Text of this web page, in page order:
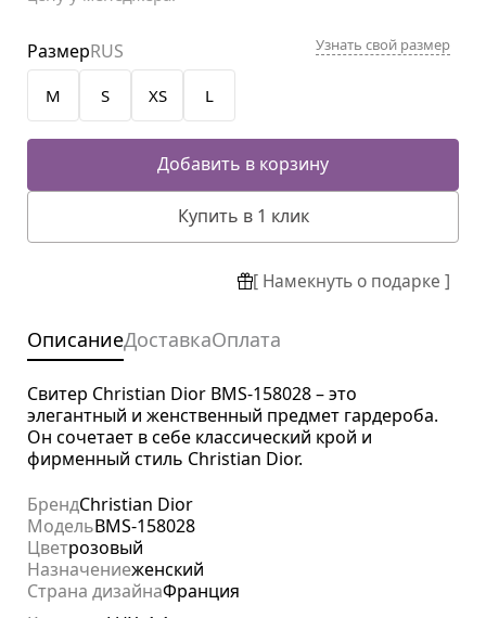
M S XS L
РазмерRUS Узнать свой размер
Добавить в корзину
Купить в 1 клик
[ Намекнуть о подарке ]
ОписаниеДоставкаОплата
Свитер Christian Dior BMS-158028 – это
элегантный и женственный предмет гардероба.
Он сочетает в себе классический крой и
фирменный стиль Christian Dior.
БрендChristian Dior
МодельBMS-158028
Цветрозовый
Назначениеженский
Страна дизайнаФранция